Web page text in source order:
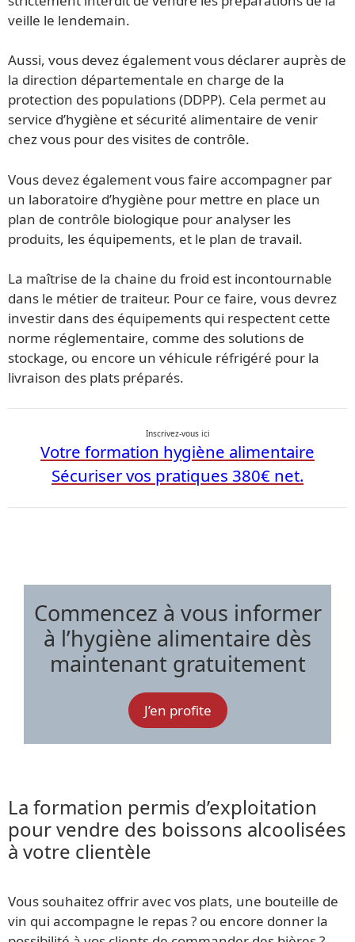
veille le lendemain.
Aussi, vous devez également vous déclarer auprès de
la direction départementale en charge de la
protection des populations (DDPP). Cela permet au
service d’hygiène et sécurité alimentaire de venir
chez vous pour des visites de contrôle.
Vous devez également vous faire accompagner par
un laboratoire d’hygiène pour mettre en place un
plan de contrôle biologique pour analyser les
produits, les équipements, et le plan de travail.
La maîtrise de la chaine du froid est incontournable
dans le métier de traiteur. Pour ce faire, vous devrez
investir dans des équipements qui respectent cette
norme réglementaire, comme des solutions de
stockage, ou encore un véhicule réfrigéré pour la
livraison des plats préparés.
Inscrivez-vous ici
Votre formation hygiène alimentaire
Sécuriser vos pratiques 380€ net.
Commencez à vous informer
à l’hygiène alimentaire dès
maintenant gratuitement
J’en profite
La formation permis d’exploitation
pour vendre des boissons alcoolisées
à votre clientèle
Vous souhaitez offrir avec vos plats, une bouteille de
vin qui accompagne le repas ? ou encore donner la